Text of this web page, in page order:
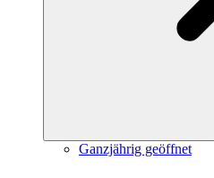
Ganzjährig geöffnet